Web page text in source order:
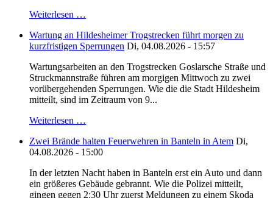
Weiterlesen …
Wartung an Hildesheimer Trogstrecken führt morgen zu
kurzfristigen Sperrungen Di, 04.08.2026 - 15:57
Wartungsarbeiten an den Trogstrecken Goslarsche Straße und
Struckmannstraße führen am morgigen Mittwoch zu zwei
vorübergehenden Sperrungen. Wie die die Stadt Hildesheim
mitteilt, sind im Zeitraum von 9...
Weiterlesen …
Zwei Brände halten Feuerwehren in Banteln in Atem Di,
04.08.2026 - 15:00
In der letzten Nacht haben in Banteln erst ein Auto und dann
ein größeres Gebäude gebrannt. Wie die Polizei mitteilt,
gingen gegen 2:30 Uhr zuerst Meldungen zu einem Skoda